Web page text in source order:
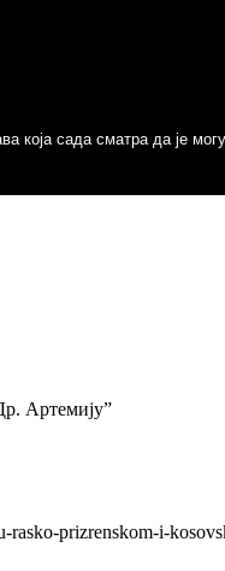
која сада сматра да је
Артемију”
prizrenskom-i-